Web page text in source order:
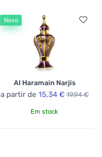
Novo
Al Haramain Narjis
a partir de 15,34 € 19,94 €
Em stock